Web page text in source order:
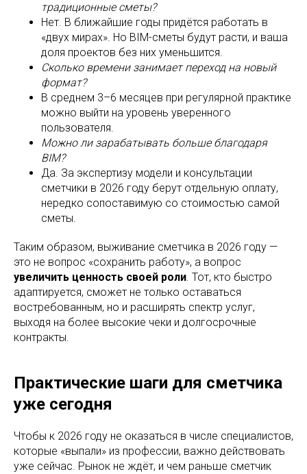
традиционные сметы?
Нет. В ближайшие годы придётся работать в
«двух мирах». Но BIM-сметы будут расти, и ваша
доля проектов без них уменьшится.
Сколько времени занимает переход на новый
формат?
В среднем 3–6 месяцев при регулярной практике
можно выйти на уровень уверенного
пользователя.
Можно ли зарабатывать больше благодаря
BIM?
Да. За экспертизу модели и консультации
сметчики в 2026 году берут отдельную оплату,
нередко сопоставимую со стоимостью самой
сметы.
Таким образом, выживание сметчика в 2026 году —
это не вопрос «сохранить работу», а вопрос
увеличить ценность своей роли. Тот, кто быстро
адаптируется, сможет не только оставаться
востребованным, но и расширять спектр услуг,
выходя на более высокие чеки и долгосрочные
контракты.
Практические шаги для сметчика
уже сегодня
Чтобы к 2026 году не оказаться в числе специалистов,
которые «выпали» из профессии, важно действовать
уже сейчас. Рынок не ждёт, и чем раньше сметчик